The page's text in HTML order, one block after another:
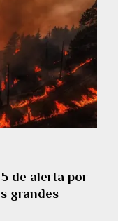
de alerta por
grandes